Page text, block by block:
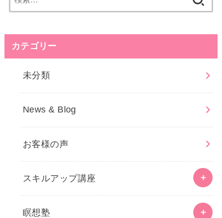
索:
カテゴリー
未分類
News & Blog
お客様の声
スキルアップ講座
瞑想塾